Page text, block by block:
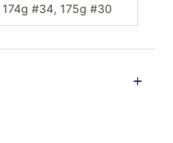
174g #34, 175g #30